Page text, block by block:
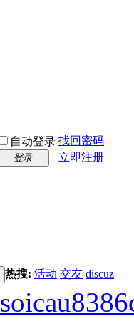
自动登录 找回密码
登录 立即注册
热搜: 活动 交友 discuz